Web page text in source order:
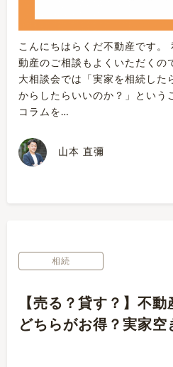
こんにちはらくだ不動産です。
動産のご相談もよくいただくの
大相談会では「実家を相続した
からしたらいいのか？」という
コラムを…
山本 直彌
相続
【売る？貸す？】不
どちらがお得？実家空